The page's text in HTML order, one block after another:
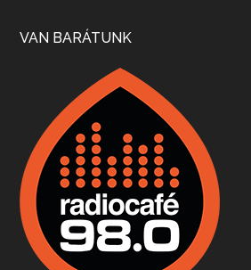
Boston, teadélután, bab és
Apr 9, 2026 • 00:37:17
Fermentáljunk, a testünk
Apr 3, 2026 • 00:36:07
VAN BARÁTUNK